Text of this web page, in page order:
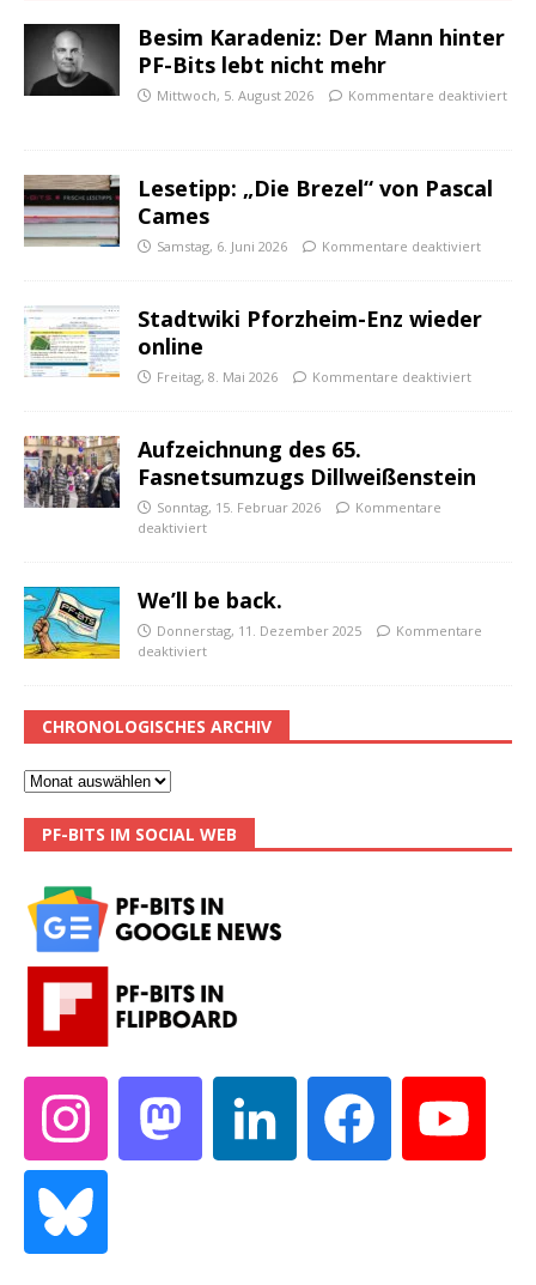
Besim Karadeniz: Der Mann hinter
PF-Bits lebt nicht mehr
Mittwoch, 5. August 2026 Kommentare deaktiviert
Lesetipp: „Die Brezel“ von Pascal
Cames
Samstag, 6. Juni 2026 Kommentare deaktiviert
Stadtwiki Pforzheim-Enz wieder
online
Freitag, 8. Mai 2026 Kommentare deaktiviert
Aufzeichnung des 65.
Fasnetsumzugs Dillweißenstein
Sonntag, 15. Februar 2026
Kommentare
deaktiviert
We’ll be back.
Donnerstag, 11. Dezember 2025
Kommentare
deaktiviert
CHRONOLOGISCHES ARCHIV
PF-BITS IM SOCIAL WEB